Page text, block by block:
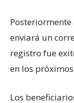
enviará un
registro fue
en los
Los